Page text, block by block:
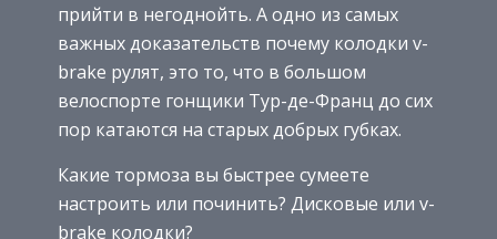
прийти в негоднойть. А одно из самых
важных доказательств почему колодки v-
brake рулят, это то, что в большом
велоспорте гонщики Тур-де-Франц до сих
пор катаются на старых добрых губках.
Какие тормоза вы быстрее сумеете
настроить или починить? Дисковые или v-
brake колодки?